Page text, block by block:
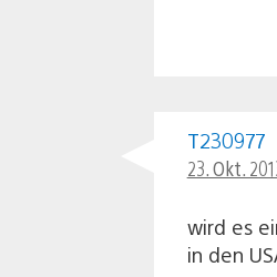
T230977
23. Okt.
wird es
in den